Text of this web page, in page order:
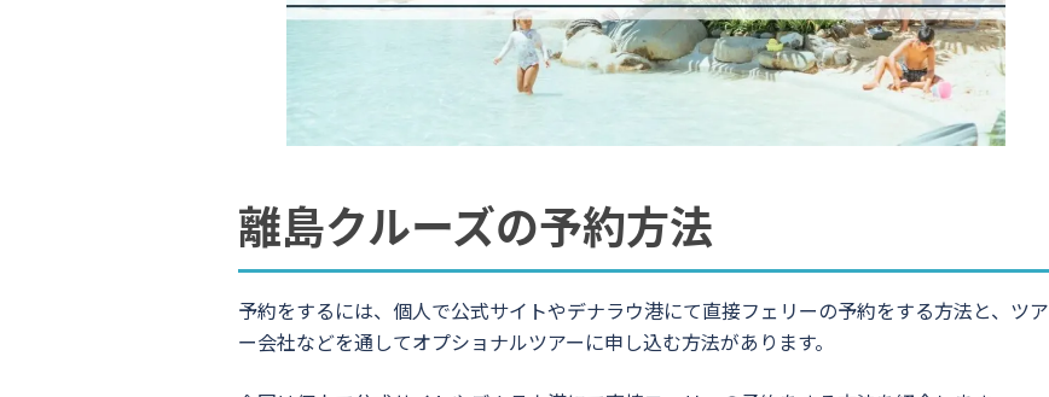
離島クルーズの予約方法
予約をするには、個人で公式サイトやデナラウ港にて直接フェリーの予約をする方法と、ツア
ー会社などを通してオプショナルツアーに申し込む方法があります。